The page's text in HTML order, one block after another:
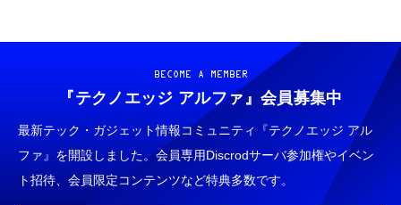
BECOME A MEMBER
『テクノエッジ アルファ』 会員募集中
最新テック・ガジェット情報コミュニティ『テクノエッジ アル
ファ』を開設しました。会員専用Discrodサーバ参加権やイベン
ト招待、会員限定コンテンツなど特典多数です。